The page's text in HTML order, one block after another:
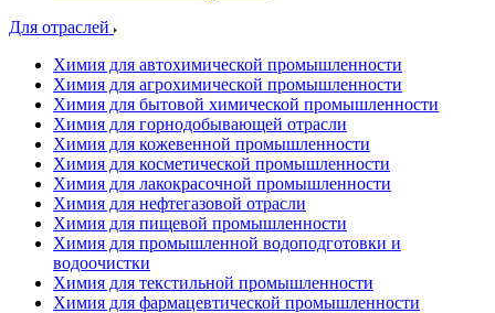
Для отраслей
Химия для автохимической промышленности
Химия для агрохимической промышленности
Химия для бытовой химической промышленности
Химия для горнодобывающей отрасли
Химия для кожевенной промышленности
Химия для косметической промышленности
Химия для лакокрасочной промышленности
Химия для нефтегазовой отрасли
Химия для пищевой промышленности
Химия для промышленной водоподготовки и
водоочистки
Химия для текстильной промышленности
Химия для фармацевтической промышленности